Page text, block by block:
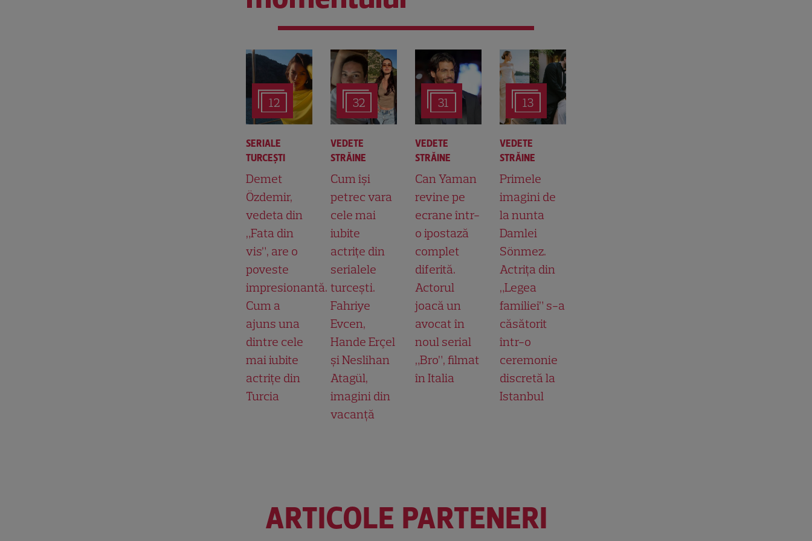
12
SERIALE
TURCEŞTI
Demet
Özdemir,
vedeta din
„Fata din
vis”, are o
poveste
impresionantă.
Cum a
ajuns una
dintre cele
mai iubite
actrițe din
Turcia
32
VEDETE
STRĂINE
Cum își
petrec vara
cele mai
iubite
actrițe din
serialele
turcești.
Fahriye
Evcen,
Hande Erçel
și Neslihan
Atagül,
imagini din
vacanță
31
VEDETE
STRĂINE
Can Yaman
revine pe
ecrane într-
o ipostază
complet
diferită.
Actorul
joacă un
avocat în
noul serial
„Bro”, filmat
în Italia
13
VEDETE
STRĂINE
Primele
imagini de
la nunta
Damlei
Sönmez.
Actrița din
„Legea
familiei” s-a
căsătorit
într-o
ceremonie
discretă la
Istanbul
ARTICOLE PARTENERI